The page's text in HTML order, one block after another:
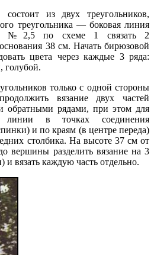
состоит из двух треугольников,
треугольника — боковая линия
№2,5 по схеме 1 связать 2
38 см. Начать бирюзовой
цвета через каждые 3 ряда:
голубой.
только с одной стороны
вязание двух частей
обратными рядами, при этом для
линии в точках соединения
и по краям (в центре переда)
столбика. На высоте 37 см от
вершины разделить вязание на 3
и вязать каждую часть отдельно.